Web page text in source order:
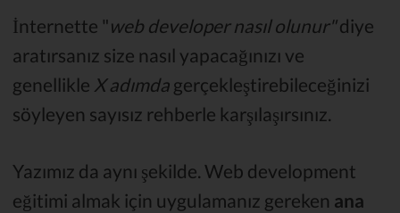
İnternette "web developer nasıl olunur"diye
aratırsanız size nasıl yapacağınızı ve
genellikle X adımda gerçekleştirebileceğinizi
söyleyen sayısız rehberle karşılaşırsınız.
Yazımız da aynı şekilde. Web development
eğitimi almak için uygulamanız gereken ana